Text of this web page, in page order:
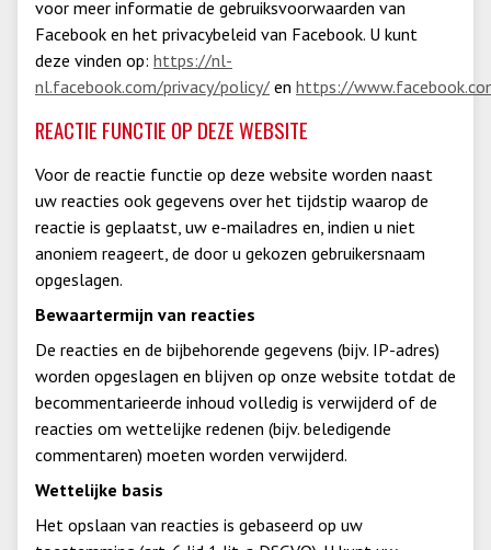
voor meer informatie de gebruiksvoorwaarden van
Facebook en het privacybeleid van Facebook. U kunt
deze vinden op: https://nl-
nl.facebook.com/privacy/policy/ en https://
REACTIE FUNCTIE OP DEZE WEBSITE
Voor de reactie functie op deze website worden naast
uw reacties ook gegevens over het tijdstip waarop de
reactie is geplaatst, uw e-mailadres en, indien u niet
anoniem reageert, de door u gekozen gebruikersnaam
opgeslagen.
Bewaartermijn van reacties
De reacties en de bijbehorende gegevens (bijv. IP-adres)
worden opgeslagen en blijven op onze website totdat de
becommentarieerde inhoud volledig is verwijderd of de
reacties om wettelijke redenen (bijv. beledigende
commentaren) moeten worden verwijderd.
Wettelijke basis
Het opslaan van reacties is gebaseerd op uw